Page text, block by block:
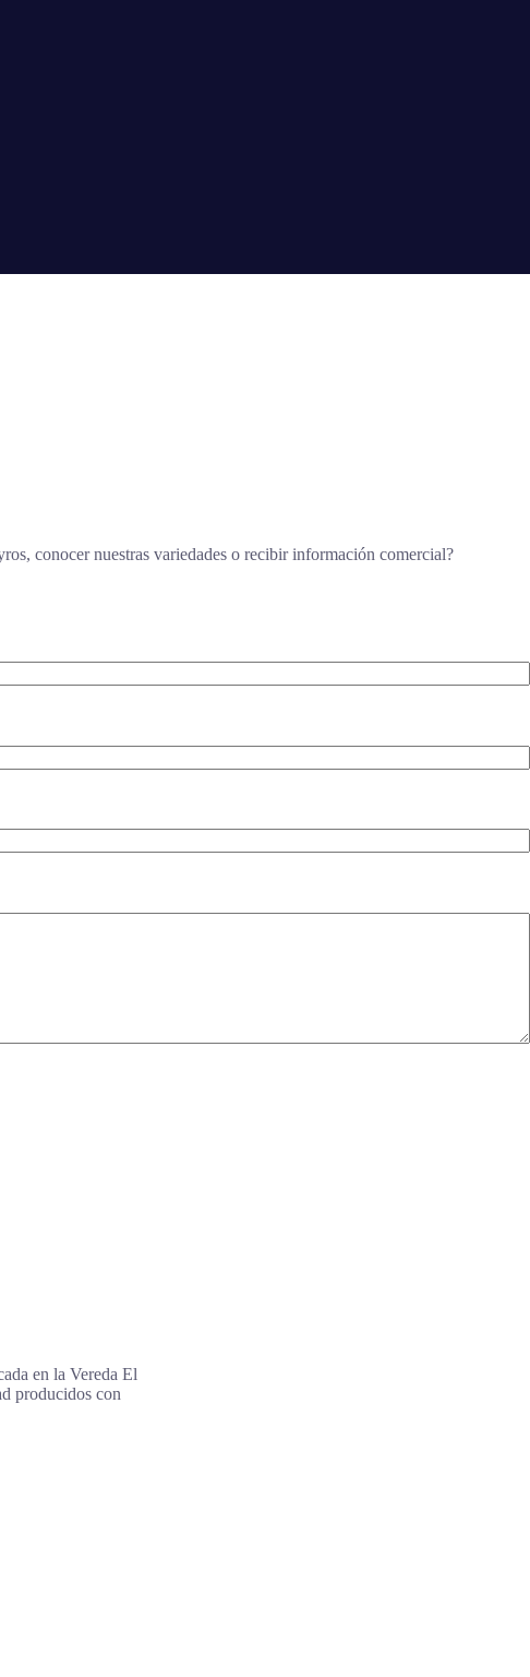
conocer nuestras variedades o recibir información comercial?
en la Vereda El
producidos con